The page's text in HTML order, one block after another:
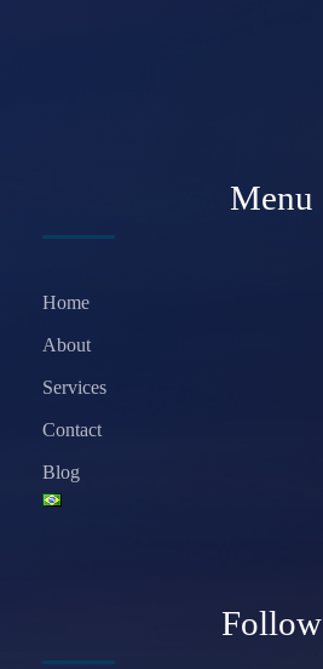
Menu
Home
About
Services
Contact
Blog
Follow